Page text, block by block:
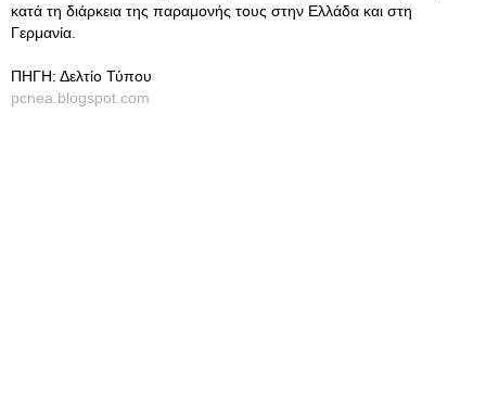
κατά τη διάρκεια της παραμονής τους στην Ελλάδα και στη
Γερμανία.
ΠΗΓΗ: Δελτίο Τύπου
pcnea.blogspot.com